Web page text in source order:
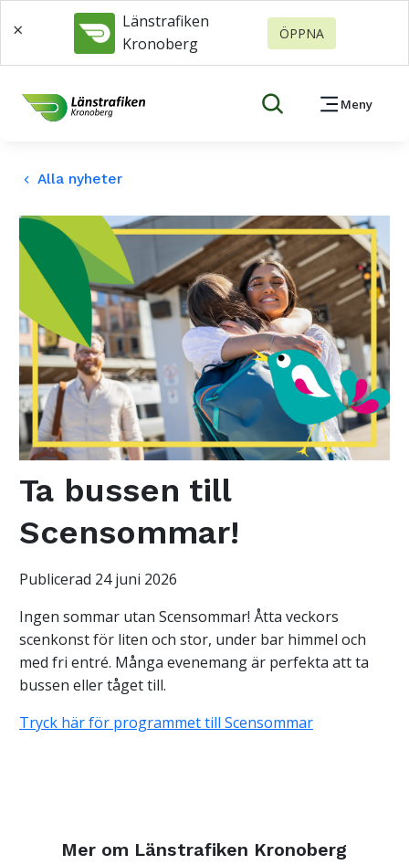
×
Länstrafiken
Kronoberg
ÖPPNA
Meny
keyboard_arrow_left Alla nyheter
Ta bussen till
Scensommar!
Publicerad 24 juni 2026
Ingen sommar utan Scensommar! Åtta veckors
scenkonst för liten och stor, under bar himmel och
med fri entré. Många evenemang är perfekta att ta
bussen eller tåget till.
Tryck här för programmet till Scensommar
Mer om Länstrafiken Kronoberg